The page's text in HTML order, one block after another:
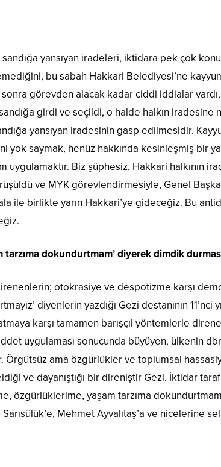
sandığa yansıyan iradeleri, iktidara pek çok
bu sabah Hakkari Belediyesi’ne
görevden alacak kadar ciddi iddialar
girdi ve seçildi, o halde halkın
yansıyan iradesinin gasp edilmesidir.
yok saymak, henüz hakkında kesinleşmiş bir
Biz şüphesiz, Hakkari halkının
ve MYK görevlendirmesiyle, Genel
ile birlikte yarın Hakkari’ye gideceğiz. Bu
dokundurtmam’ diyerek dimdik
otokrasiye ve despotizme karşı
diyenlerin yazdığı Gezi destanının
karşı tamamen barışçıl yöntemlerle
uygulaması sonucunda büyüyen, ülkenin
ama özgürlükler ve toplumsal
ve dayanıştığı bir direniştir Gezi. İktidar
özgürlüklerime, yaşam tarzıma
Mehmet Ayvalıtaş’a ve nicelerine